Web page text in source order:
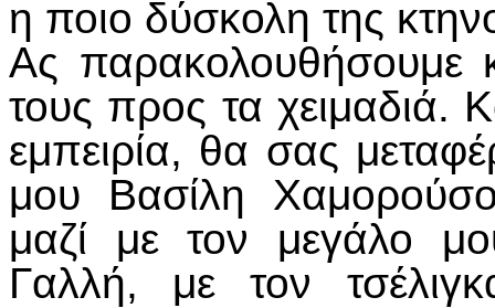
η ποιο δύσκολη της
Ας παρακολουθήσουμε
τους προς τα χειμαδιά.
εμπειρία, θα σας
μου Βασίλη
μαζί με τον μεγάλο
Γαλλή, με τον